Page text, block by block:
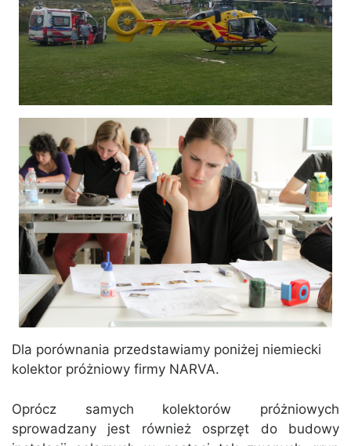
Dla porównania przedstawiamy poniżej niemiecki
kolektor próżniowy firmy NARVA.
Oprócz samych kolektorów próżniowych
sprowadzany jest również osprzęt do budowy